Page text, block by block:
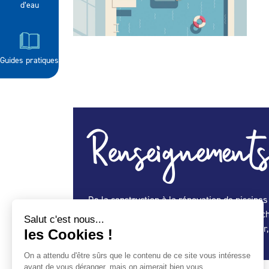
d’eau
Guides pratiques
De la construction à la rénovation de
et vos aménagements extérieurs : locaux
et d'accessoires de piscine, pompes à